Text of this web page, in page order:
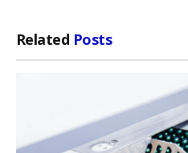
Related Posts